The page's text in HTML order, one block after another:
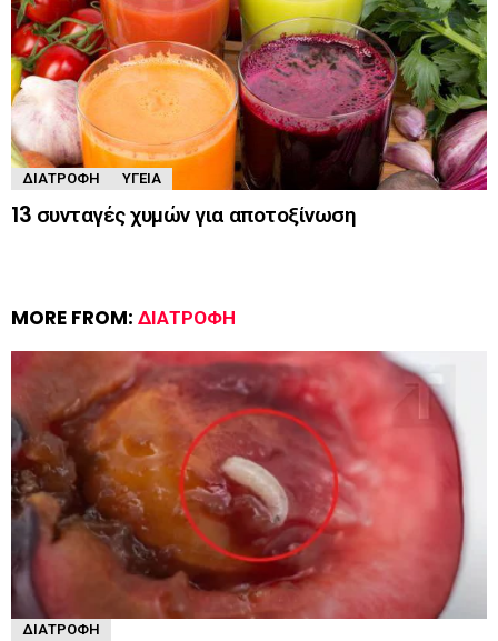
ΔΙΑΤΡΟΦΉ ΥΓΕΊΑ
13 συνταγές χυμών για αποτοξίνωση
MORE FROM: ΔΙΑΤΡΟΦΉ
ΔΙΑΤΡΟΦΉ